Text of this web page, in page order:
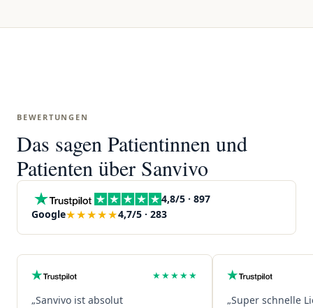
BEWERTUNGEN
Das sagen Patientinnen und
Patienten über Sanvivo
4,8/5 · 897
Google★★★★★4,7/5 · 283
★★★★★
„Sanvivo ist absolut
„Super schnelle